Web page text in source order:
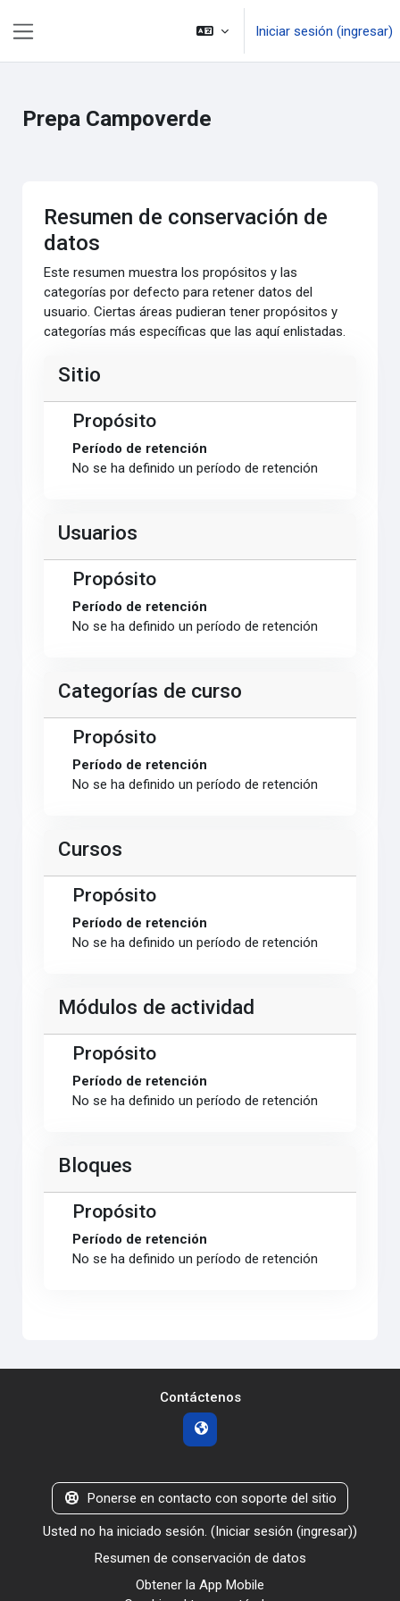
Iniciar sesión (ingresar)
Prepa Campoverde
Resumen de conservación de
datos
Este resumen muestra los propósitos y las
categorías por defecto para retener datos del
usuario. Ciertas áreas pudieran tener propósitos y
categorías más específicas que las aquí enlistadas.
Sitio
Propósito
Período de retención
No se ha definido un período de retención
Usuarios
Propósito
Período de retención
No se ha definido un período de retención
Categorías de curso
Propósito
Período de retención
No se ha definido un período de retención
Cursos
Propósito
Período de retención
No se ha definido un período de retención
Módulos de actividad
Propósito
Período de retención
No se ha definido un período de retención
Bloques
Propósito
Período de retención
No se ha definido un período de retención
Contáctenos
Ponerse en contacto con soporte del sitio
Usted no ha iniciado sesión. (Iniciar sesión (ingresar))
Resumen de conservación de datos
Obtener la App Mobile